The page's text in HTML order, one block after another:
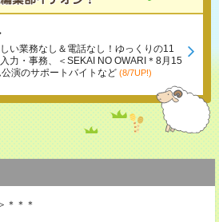
しい業務なし＆電話なし！ゆっくりの11
力・事務、＜SEKAI NO OWARI＊8月15
演のサポートバイトなど (8/7UP!)
＊＊＊